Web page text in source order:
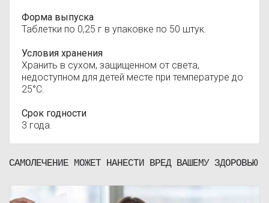
Форма выпуска
Таблетки по 0,25 г в упаковке по 50 штук.
Условия хранения
Хранить в сухом, защищенном от света,
недоступном для детей месте при температуре до
25°C.
Срок годности
3 года.
САМОЛЕЧЕНИЕ МОЖЕТ НАНЕСТИ ВРЕД ВАШЕМУ ЗДОРОВЬЮ